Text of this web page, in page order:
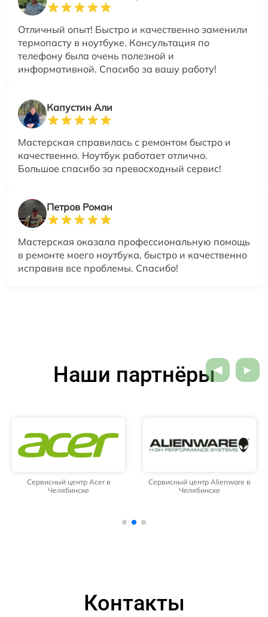
Отличный опыт! Быстро и качественно заменили
термопасту в ноутбуке. Консультация по
телефону была очень полезной и
информативной. Спасибо за вашу работу!
Капустин Али
Мастерская справилась с ремонтом быстро и
качественно. Ноутбук работает отлично.
Большое спасибо за превосходный сервис!
Петров Роман
Мастерская оказала профессиональную помощь
в ремонте моего ноутбука, быстро и качественно
исправив все проблемы. Спасибо!
Наши партнёры
Сервисный центр Acer в
Челябинске
Сервисный центр Alienware в
Челябинске
Контакты